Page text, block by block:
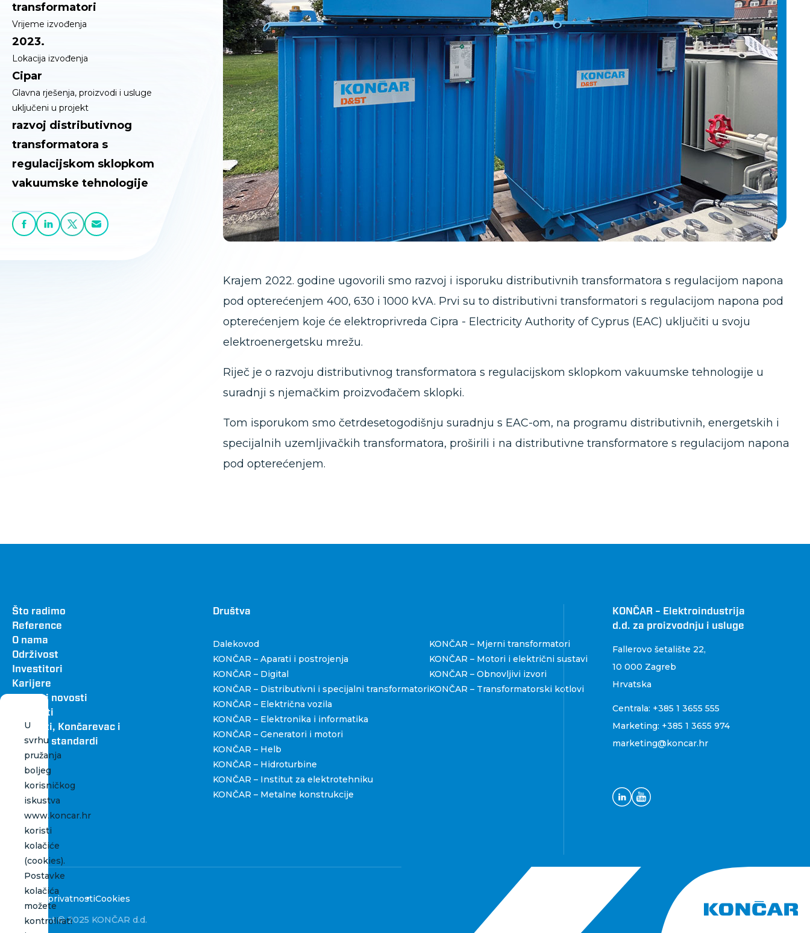
transformatori
Vrijeme izvođenja
2023.
Lokacija izvođenja
Cipar
Glavna rješenja, proizvodi i usluge
uključeni u projekt
razvoj distributivnog
transformatora s
regulacijskom sklopkom
vakuumske tehnologije
Krajem 2022. godine ugovorili smo razvoj i isporuku distributivnih transformatora s regulacijom napona
pod opterećenjem 400, 630 i 1000 kVA. Prvi su to distributivni transformatori s regulacijom napona pod
opterećenjem koje će elektroprivreda Cipra - Electricity Authority of Cyprus (EAC) uključiti u svoju
elektroenergetsku mrežu.
Riječ je o razvoju distributivnog transformatora s regulacijskom sklopkom vakuumske tehnologije u
suradnji s njemačkim proizvođačem sklopki.
Tom isporukom smo četrdesetogodišnju suradnju s EAC-om, na programu distributivnih, energetskih i
specijalnih uzemljivačkih transformatora, proširili i na distributivne transformatore s regulacijom napona
pod opterećenjem.
Footer
Što radimo
Reference
O nama
Održivost
Investitori
Karijere
Vijesti i novosti
Kontakti
Katalozi, Končarevac i
grafički standardi
Društva
Društva
Dalekovod
KONČAR – Aparati i postrojenja
KONČAR – Digital
KONČAR – Distributivni i specijalni transformatori
KONČAR – Električna vozila
KONČAR – Elektronika i informatika
KONČAR – Generatori i motori
KONČAR – Helb
KONČAR – Hidroturbine
KONČAR – Institut za elektrotehniku
KONČAR – Metalne konstrukcije
KONČAR – Mjerni transformatori
KONČAR – Motori i električni sustavi
KONČAR – Obnovljivi izvori
KONČAR – Transformatorski kotlovi
KONČAR – Elektroindustrija
d.d. za proizvodnju i usluge
Fallerovo šetalište 22,
10 000 Zagreb
Hrvatska
Centrala: +385 1 3655 555
Marketing: +385 1 3655 974
marketing@koncar.hr
Politika privatnostiCookies
Copyright © 2025 KONČAR d.d.
U
svrhu
pružanja
boljeg
korisničkog
iskustva
www.koncar.hr
koristi
kolačiće
(cookies).
Postavke
kolačića
možete
kontrolirati